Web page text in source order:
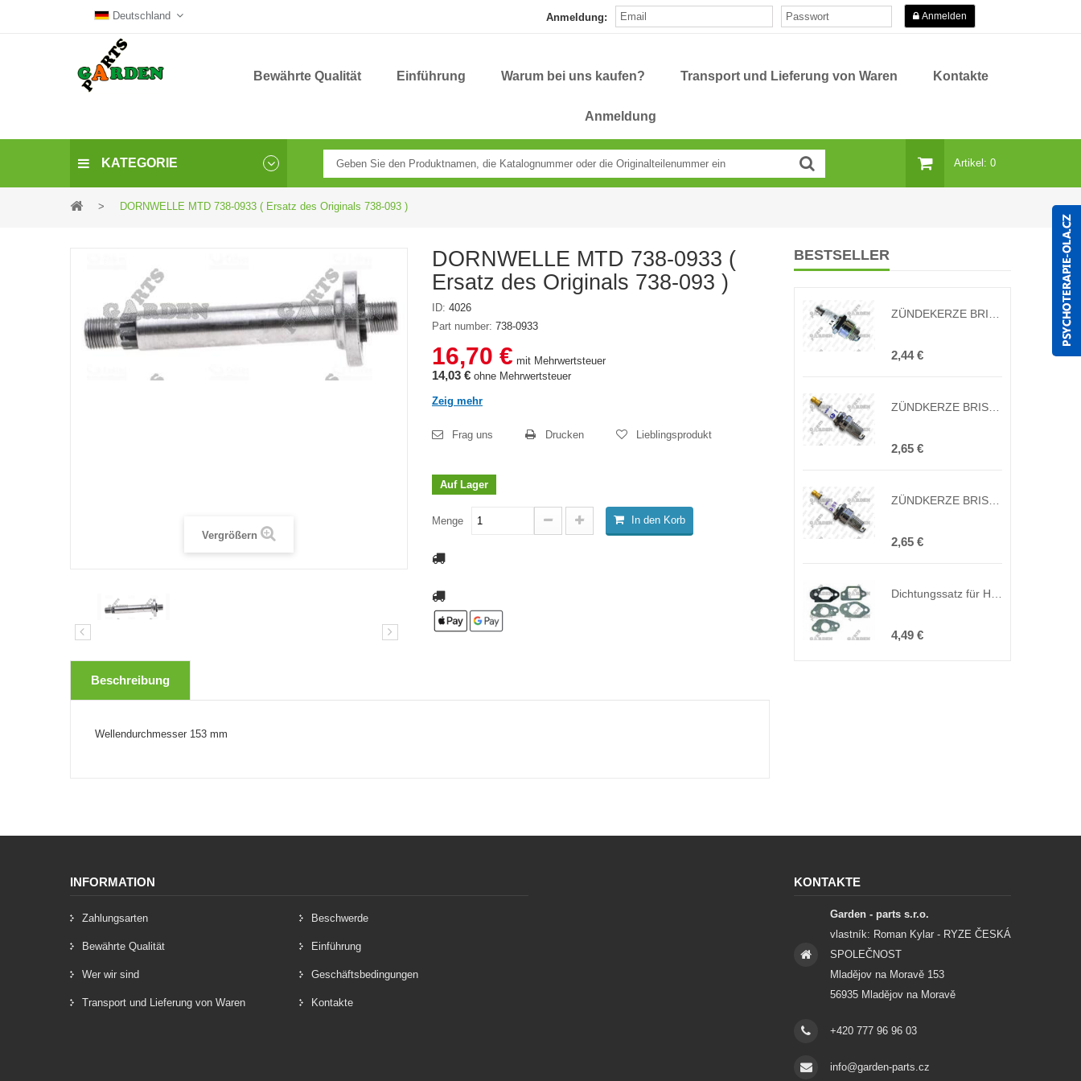
Deutschland Anmeldung: Anmelden
Bewährte Qualität Einführung Warum bei uns kaufen? Transport und Lieferung von Waren Kontakte
Anmeldung
KATEGORIE Artikel: 0
> DORNWELLE MTD 738-0933 ( Ersatz des Originals 738-093 )
Vergrößern
DORNWELLE MTD 738-0933 (
Ersatz des Originals 738-093 )
ID: 4026
Part number: 738-0933
16,70 € mit Mehrwertsteuer
14,03 € ohne Mehrwertsteuer
Zeig mehr
Frag uns Drucken Lieblingsprodukt
Auf Lager
Menge In den Korb
Beschreibung
Wellendurchmesser 153 mm
BESTSELLER
2,44 €
2,65 €
2,65 €
4,49 €
INFORMATION
Zahlungsarten Beschwerde
Bewährte Qualität Einführung
Wer wir sind Geschäftsbedingungen
Transport und Lieferung von Waren Kontakte
KONTAKTE
Garden - parts s.r.o.
vlastník: Roman Kylar - RYZE ČESKÁ
SPOLEČNOST
Mladějov na Moravě 153
56935 Mladějov na Moravě
+420 777 96 96 03
info@garden-parts.cz